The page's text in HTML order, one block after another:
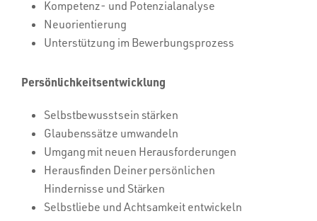
Kompetenz- und Potenzialanalyse
Neuorientierung
Unterstützung im Bewerbungsprozess
Persönlichkeitsentwicklung
Selbstbewusstsein stärken
Glaubenssätze umwandeln
Umgang mit neuen Herausforderungen
Herausfinden Deiner persönlichen
Hindernisse und Stärken
Selbstliebe und Achtsamkeit entwickeln